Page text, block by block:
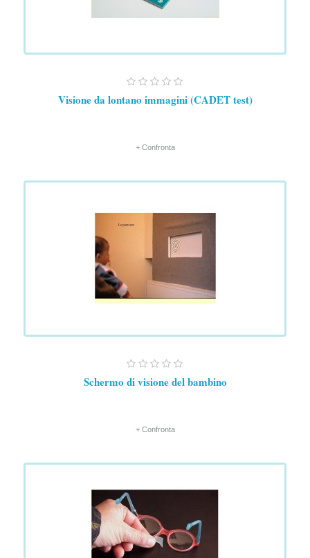
Visione da lontano immagini (CADET test)
+ Confronta
Schermo di visione del bambino
+ Confronta